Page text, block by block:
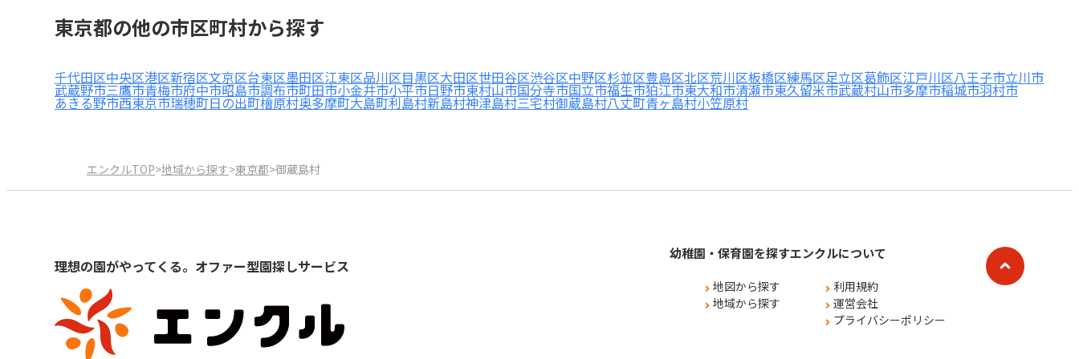
東京都の他の市区町村から探す
千代田区中央区港区新宿区文京区台東区墨田区江東区品川区目黒区大田区世田谷区渋谷区中野区杉並区豊島区北区荒川区板橋区練馬区足立区葛飾区江戸川区八王子市立川市
武蔵野市三鷹市青梅市府中市昭島市調布市町田市小金井市小平市日野市東村山市国分寺市国立市福生市狛江市東大和市清瀬市東久留米市武蔵村山市多摩市稲城市羽村市
あきる野市西東京市瑞穂町日の出町檜原村奥多摩町大島町利島村新島村神津島村三宅村御蔵島村八丈町青ヶ島村小笠原村
エンクルTOP>地域から探す>東京都>御蔵島村
理想の園がやってくる。オファー型園探しサービス
幼稚園・保育園を探す
地図から探す
地域から探す
エンクルについて
利用規約
運営会社
プライバシーポリシー